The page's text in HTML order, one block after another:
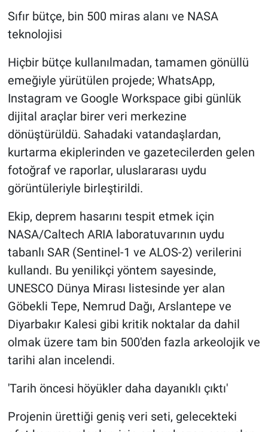
Sıfır bütçe, bin 500 miras alanı ve NASA
teknolojisi
Hiçbir bütçe kullanılmadan, tamamen gönüllü
emeğiyle yürütülen projede; WhatsApp,
Instagram ve Google Workspace gibi günlük
dijital araçlar birer veri merkezine
dönüştürüldü. Sahadaki vatandaşlardan,
kurtarma ekiplerinden ve gazetecilerden gelen
fotoğraf ve raporlar, uluslararası uydu
görüntüleriyle birleştirildi.
Ekip, deprem hasarını tespit etmek için
NASA/Caltech ARIA laboratuvarının uydu
tabanlı SAR (Sentinel-1 ve ALOS-2) verilerini
kullandı. Bu yenilikçi yöntem sayesinde,
UNESCO Dünya Mirası listesinde yer alan
Göbekli Tepe, Nemrud Dağı, Arslantepe ve
Diyarbakır Kalesi gibi kritik noktalar da dahil
olmak üzere tam bin 500'den fazla arkeolojik ve
tarihi alan incelendi.
'Tarih öncesi höyükler daha dayanıklı çıktı'
Projenin ürettiği geniş veri seti, gelecekteki